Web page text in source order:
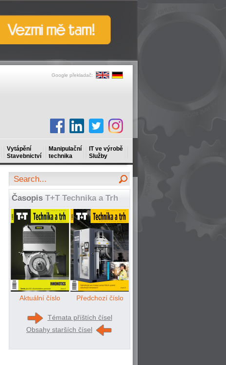
Google překladač:
Vytápění
Stavebnictví
Manipulační
technika
IT ve výrobě
Služby
Časopis T+T Technika a Trh
Aktuální číslo Předchozí číslo
Témata příštích čísel
Obsahy starších čísel